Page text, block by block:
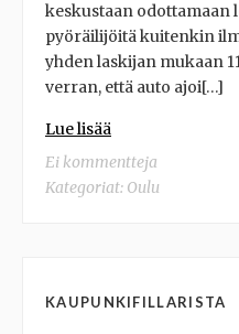
keskustaan odottamaan
pyöräilijöitä kuitenkin
yhden laskijan mukaan
verran, että auto ajoi[…]
Lue lisää
Ei kommentteja
Kategoriat: Oulu
KAUPUNKIFILLARISTA